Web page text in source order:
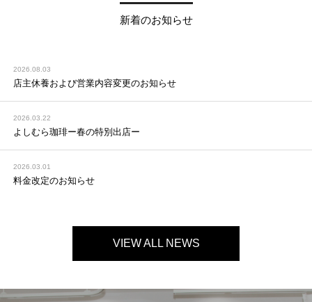
新着のお知らせ
2026.08.03
店主休養および営業内容変更のお知らせ
2026.03.22
よしむら珈琲ー春の特別出店ー
2026.03.01
料金改定のお知らせ
VIEW ALL NEWS